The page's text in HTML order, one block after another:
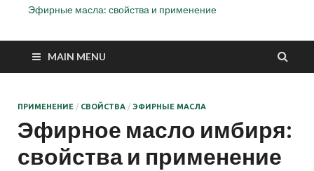
Эфирные масла: свойства и применение
MAIN MENU
ПРИМЕНЕНИЕ / СВОЙСТВА / ЭФИРНЫЕ МАСЛА
Эфирное масло имбиря:
свойства и применение